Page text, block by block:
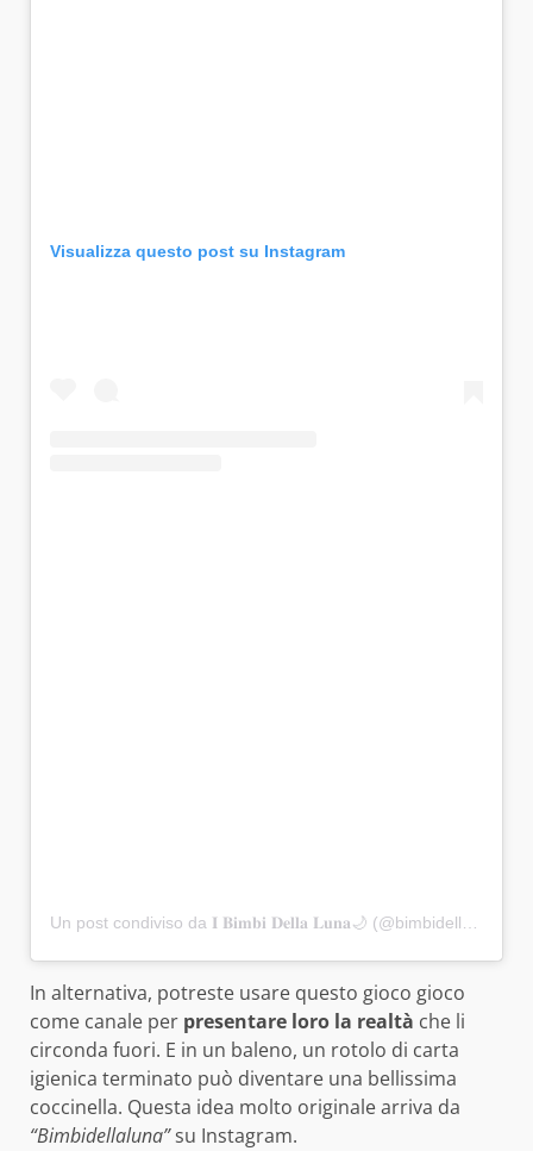
Visualizza questo post su Instagram
Un post condiviso da 𝐈 𝐁𝐢𝐦𝐛𝐢 𝐃𝐞𝐥𝐥𝐚 𝐋𝐮𝐧𝐚🌙 (@bimbidellaluna)
In alternativa, potreste usare questo gioco gioco
come canale per presentare loro la realtà che li
circonda fuori. E in un baleno, un rotolo di carta
igienica terminato può diventare una bellissima
coccinella. Questa idea molto originale arriva da
“Bimbidellaluna”su Instagram.